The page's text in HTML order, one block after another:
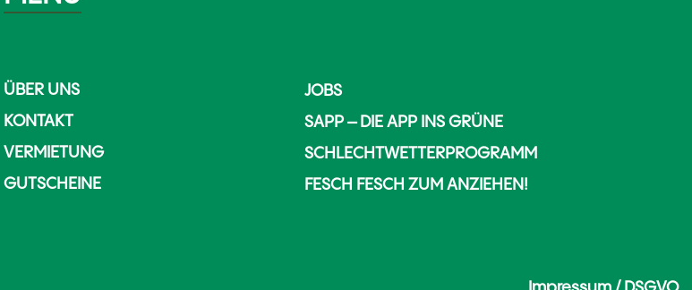
ÜBER UNS
KONTAKT
VERMIETUNG
GUTSCHEINE
JOBS
SAPP – DIE APP INS GRÜNE
SCHLECHTWETTERPROGRAMM
FESCH FESCH ZUM ANZIEHEN!